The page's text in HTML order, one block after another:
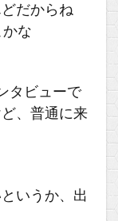
だからね
な
タビューで
、普通に来
いうか、出